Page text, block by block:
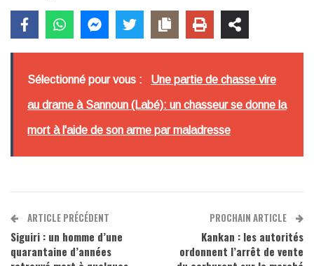
Sélectionné pour vous : Une partie de chasse vire
au drame à Sannoun (Labé): un chasseur se donne la
mort à l'aide de son arme par maladresse
ARTICLE PRÉCÉDENT
Siguiri : un homme d’une
quarantaine d’années
PROCHAIN ARTICLE
Kankan : les autorités
ordonnent l’arrêt de vente